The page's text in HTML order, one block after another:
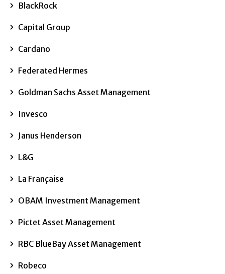
BlackRock
Capital Group
Cardano
Federated Hermes
Goldman Sachs Asset Management
Invesco
Janus Henderson
L&G
La Française
OBAM Investment Management
Pictet Asset Management
RBC BlueBay Asset Management
Robeco